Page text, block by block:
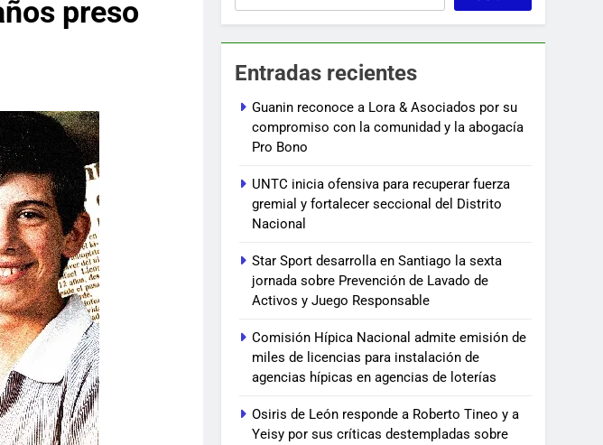
preso
Entradas recientes
Guanin reconoce a Lora & Asociados por su
compromiso con la comunidad y la abogacía
Pro Bono
UNTC inicia ofensiva para recuperar fuerza
gremial y fortalecer seccional del Distrito
Nacional
Star Sport desarrolla en Santiago la sexta
jornada sobre Prevención de Lavado de
Activos y Juego Responsable
Comisión Hípica Nacional admite emisión de
miles de licencias para instalación de
agencias hípicas en agencias de loterías
Osiris de León responde a Roberto Tineo y a
Yeisy por sus críticas destempladas sobre